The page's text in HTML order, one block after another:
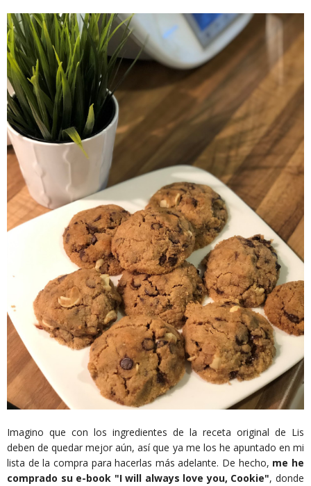
Imagino que con los ingredientes de la receta original de Lis
deben de quedar mejor aún, así que ya me los he apuntado en mi
lista de la compra para hacerlas más adelante. De hecho, me he
comprado su e-book "I will always love you, Cookie", donde